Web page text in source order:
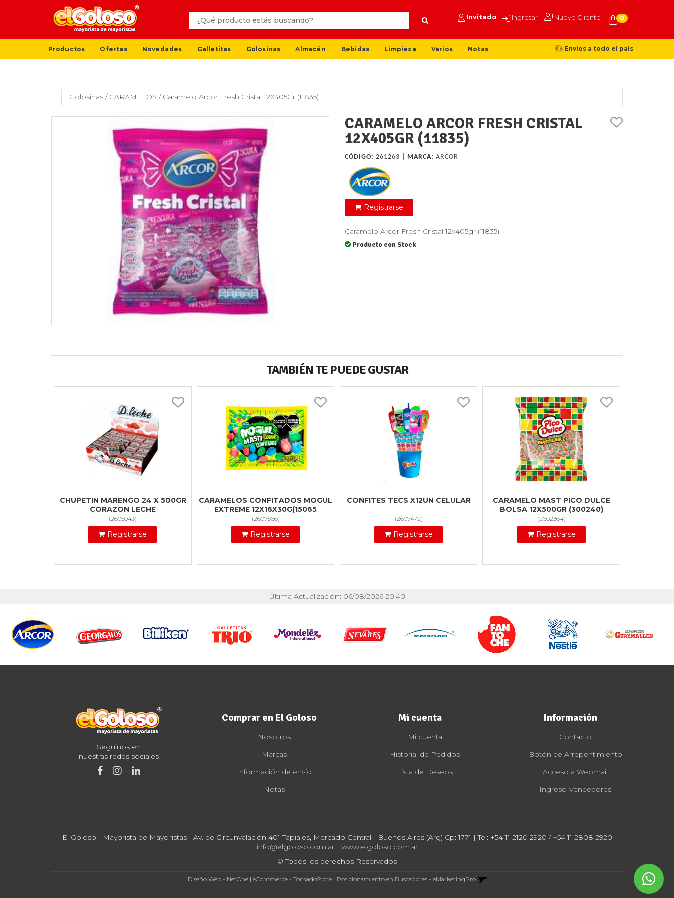
Invitado Ingresar Nuevo Cliente 0
Productos Ofertas Novedades Galletitas Golosinas Almacén Bebidas Limpieza Varios Notas Envíos a todo el país
Golosinas / CARAMELOS / Caramelo Arcor Fresh Cristal 12X405Gr (11835)
CARAMELO ARCOR FRESH CRISTAL
12X405GR (11835)
CÓDIGO: 261263 | MARCA: ARCOR
Registrarse
Caramelo Arcor Fresh Cristal 12x405gr (11835)
Producto con Stock
TAMBIÉN TE PUEDE GUSTAR
CHUPETIN MARENGO 24 X 500GR
CORAZON LECHE
(2605043)
Registrarse
CARAMELOS CONFITADOS MOGUL
EXTREME 12X16X30G(15065
(2607566)
Registrarse
CONFITES TECS X12UN CELULAR
(2607472)
Registrarse
CARAMELO MAST PICO DULCE
BOLSA 12X500GR (300240)
(2602364)
Registrarse
Última Actualización: 06/08/2026 20:40
Seguinos en
nuestras redes sociales
Comprar en El Goloso
Nosotros
Marcas
Información de envío
Notas
Mi cuenta
Mi cuenta
Historial de Pedidos
Lista de Deseos
Información
Contacto
Botón de Arrepentimiento
Acceso a Webmail
Ingreso Vendedores
El Goloso - Mayorista de Mayoristas | Av. de Circunvalación 401 Tapiales, Mercado Central - Buenos Aires (Arg) Cp: 1771 | Tel: +54 11 2120 2920 / +54 11 2808 2920
info@elgoloso.com.ar| www.elgoloso.com.ar
© Todos los derechos Reservados
Diseño Web - NetOne| eCommerce - TornadoStore| Posicionamiento en Buscadores - eMarketingPro